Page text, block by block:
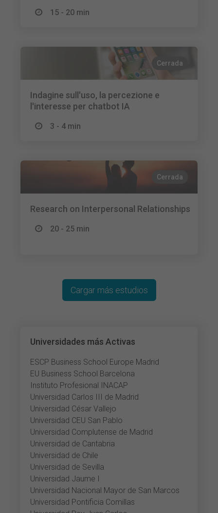
15 - 20 min
Cerrada
Indagine sull'uso, la percezione e
l'interesse per chatbot IA
3 - 4 min
Cerrada
Research on Interpersonal Relationships
20 - 25 min
Universidades más Activas
ESCP Business School Europe Madrid
EU Business School Barcelona
Instituto Profesional INACAP
Universidad Carlos III de Madrid
Universidad César Vallejo
Universidad CEU San Pablo
Universidad Complutense de Madrid
Universidad de Cantabria
Universidad de Chile
Universidad de Sevilla
Universidad Jaume I
Universidad Nacional Mayor de San Marcos
Universidad Pontificia Comillas
Cargar más estudios